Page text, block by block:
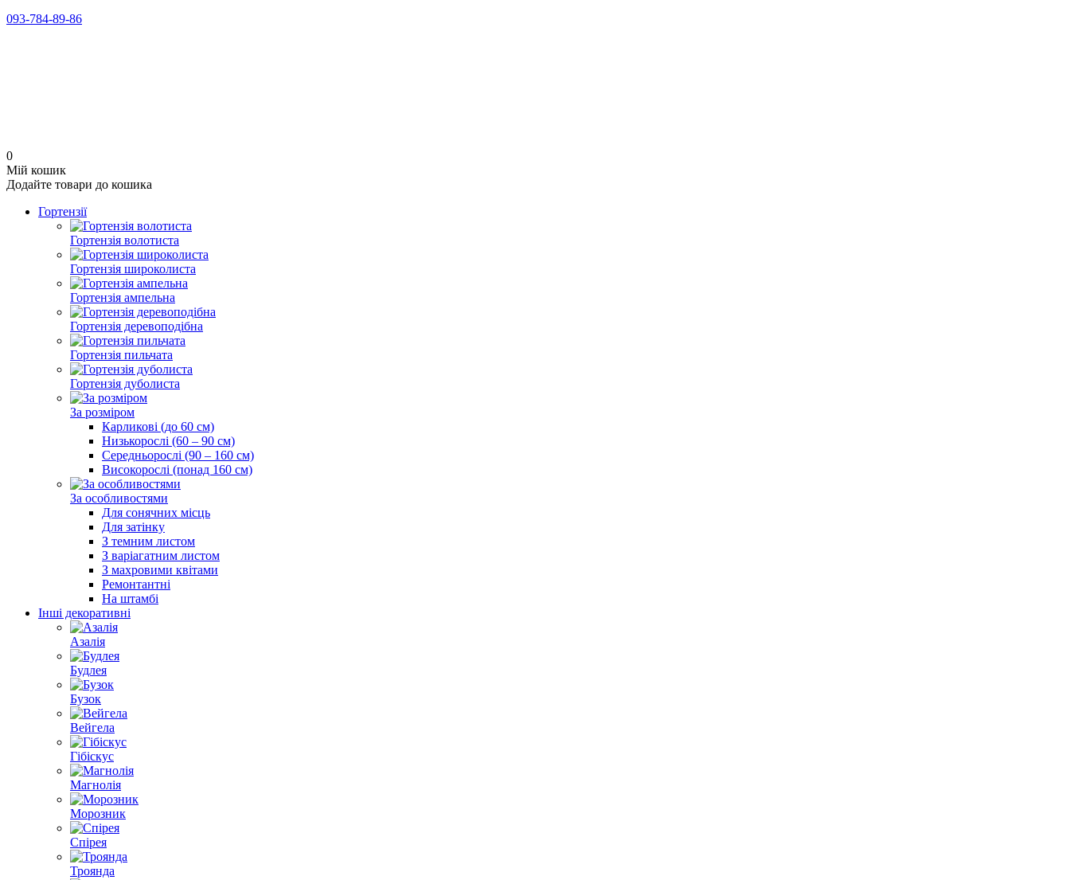
093-784-89-86
0
Мій кошик
Додайте товари до кошика
Гортензії
Гортензія волотиста
Гортензія широколиста
Гортензія ампельна
Гортензія деревоподібна
Гортензія пильчата
Гортензія дуболиста
За розміром
Карликові (до 60 см)
Низькорослі (60 ‒ 90 см)
Середньорослі (90 ‒ 160 cм)
Високорослі (понад 160 см)
За особливостями
Для сонячних місць
Для затінку
З темним листом
З варіагатним листом
З махровими квітами
Ремонтантні
На штамбі
Інші декоративні
Азалія
Будлея
Бузок
Вейгела
Гібіскус
Магнолія
Морозник
Спірея
Троянда